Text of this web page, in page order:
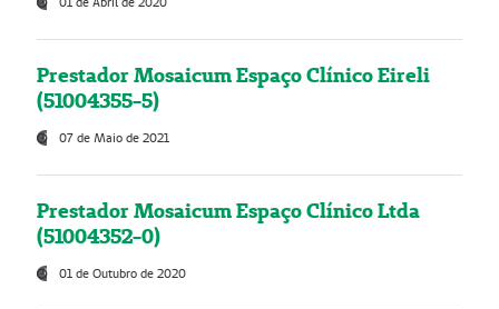
Prestador Mosaicum Espaço Clínico Eireli
(51004355-5)
07 de Maio de 2021
Prestador Mosaicum Espaço Clínico Ltda
(51004352-0)
01 de Outubro de 2020